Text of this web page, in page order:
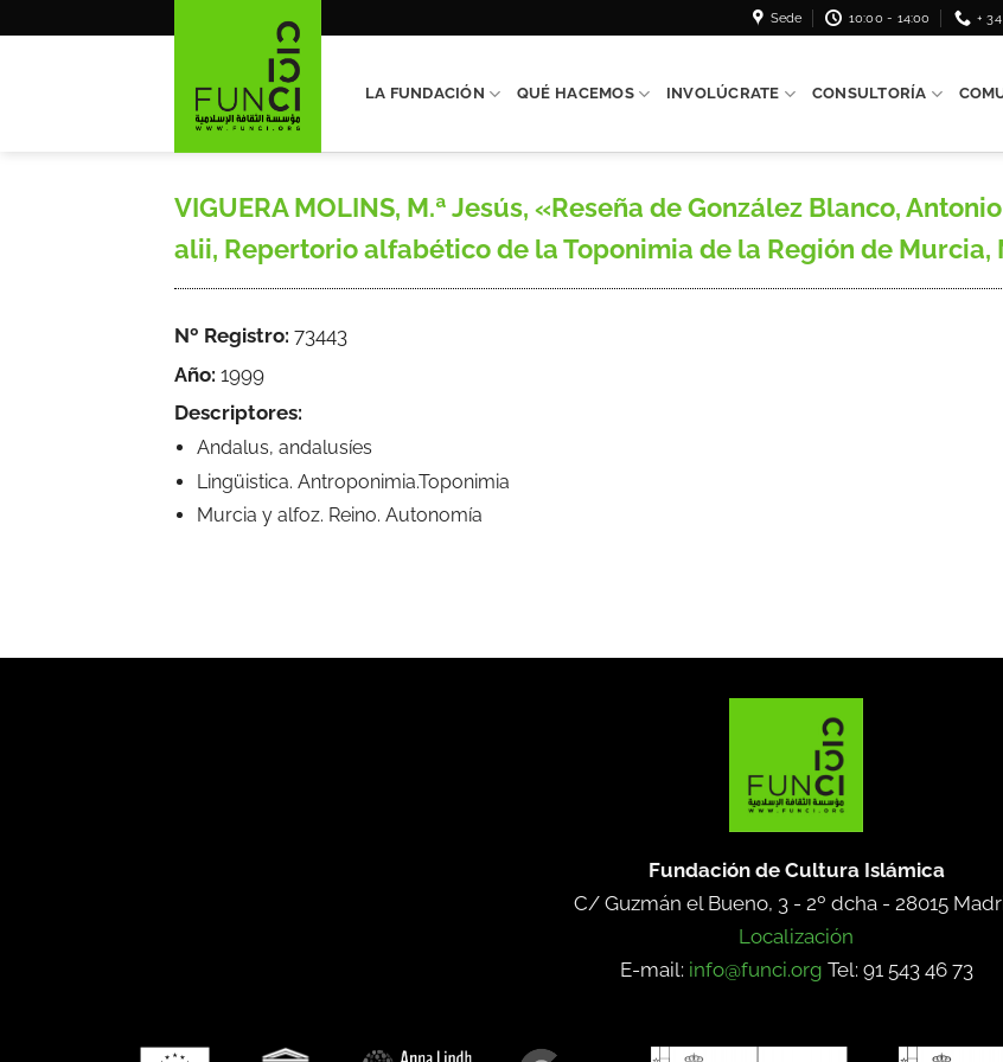
Sede 10:00 - 14:00 +
LA FUNDACIÓN QUÉ HACEMOS INVOLÚCRATE CONSULTORÍA
VIGUERA MOLINS, M.ª Jesús, «Reseña de González Blanco,
alii, Repertorio alfabético de la Toponimia de la Región de Murcia,
Nº Registro: 73443
Año: 1999
Descriptores:
Andalus, andalusíes
Lingüistica. Antroponimia.Toponimia
Murcia y alfoz. Reino. Autonomía
Fundación de Cultura Islámica
C/ Guzmán el Bueno, 3 - 2º dcha - 28015
Localización
E-mail: info@funci.org Tel: 91 543 46 73